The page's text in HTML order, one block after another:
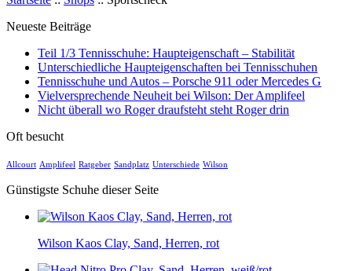
Neueste Beiträge
Teil 1/3 Tennisschuhe: Haupteigenschaft – Stabilität
Unterschiedliche Haupteigenschaften bei Tennisschuhen
Tennisschuhe und Autos – Porsche 911 oder Mercedes G
Vielversprechende Neuheit bei Wilson: Der Amplifeel
Nicht überall wo Roger draufsteht steht Roger drin
Oft besucht
Allcourt Amplifeel Ratgeber Sandplatz Unterschiede Wilson
Günstigste Schuhe dieser Seite
Wilson Kaos Clay, Sand, Herren, rot